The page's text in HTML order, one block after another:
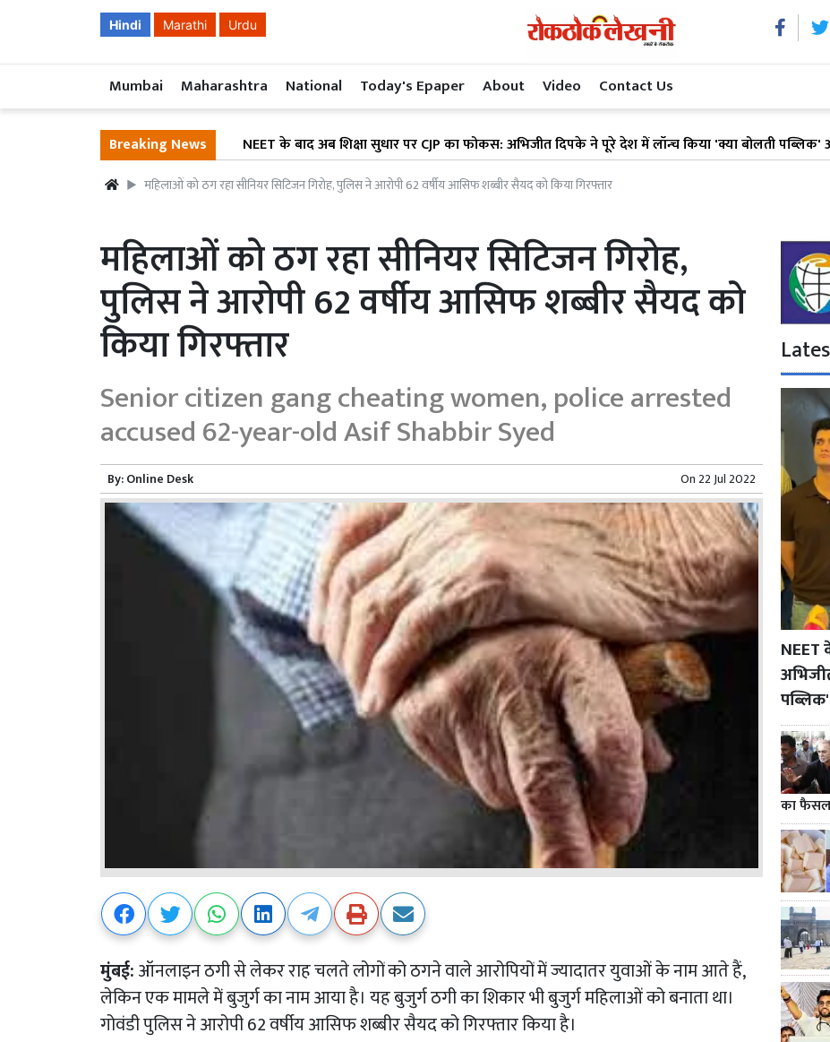
Hindi Marathi Urdu
Mumbai Maharashtra National Today's Epaper About Video Contact Us
Breaking NewsNEET के बाद अब शिक्षा सुधार पर CJP का फोकस: अभिजीत दिपके ने पूरे देश में लॉन्च किया 'क्या बोलती पब्लिक' अभियान
महिलाओं को ठग रहा सीनियर सिटिजन गिरोह, पुलिस ने आरोपी 62 वर्षीय आसिफ शब्बीर सैयद को किया गिरफ्तार
महिलाओं को ठग रहा सीनियर सिटिजन गिरोह,
पुलिस ने आरोपी 62 वर्षीय आसिफ शब्बीर सैयद को
किया गिरफ्तार
Senior citizen gang cheating women, police arrested
accused 62-year-old Asif Shabbir Syed
By:Online Desk On22 Jul 2022
मुंबई:ऑनलाइन ठगी से लेकर राह चलते लोगों को ठगने वाले आरोपियों में ज्यादातर युवाओं के नाम आते हैं,
लेकिन एक मामले में बुजुर्ग का नाम आया है। यह बुजुर्ग ठगी का शिकार भी बुजुर्ग महिलाओं को बनाता था।
गोवंडी पुलिस ने आरोपी 62 वर्षीय आसिफ शब्बीर सैयद को गिरफ्तार किया है।
NEET
का